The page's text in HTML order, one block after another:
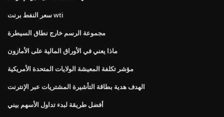
سعر النفط برنت wti
مجموعة الرسم خارج نطاق السيطرة
ماذا يعني في الأوراق المالية على الأمازون
مؤشر تكلفة المعيشة الولايات المتحدة الأمريكية
الهدف هدية بطاقة التأشيرة المشتريات عبر الإنترنت
أفضل طريقة لبدء تداول الأسهم بيني